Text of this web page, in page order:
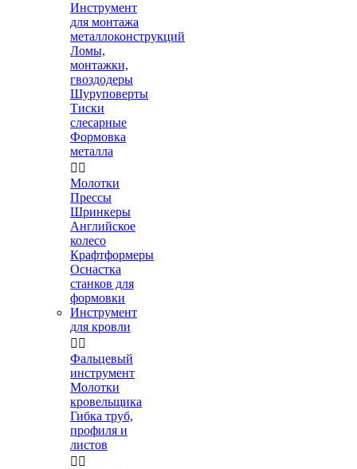
Инструмент
для монтажа
металлоконструкций
Ломы,
монтажки,
гвоздодеры
Шуруповерты
Тиски
слесарные
Формовка
металла
 
Молотки
Прессы
Шринкеры
Английское
колесо
Крафтформеры
Оснастка
станков для
формовки
Инструмент
для кровли
 
Фальцевый
инструмент
Молотки
кровельщика
Гибка труб,
профиля и
листов
 